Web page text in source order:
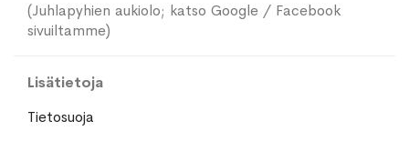
(Juhlapyhien aukiolo; katso Google / Facebook
sivuiltamme)
Lisätietoja
Tietosuoja